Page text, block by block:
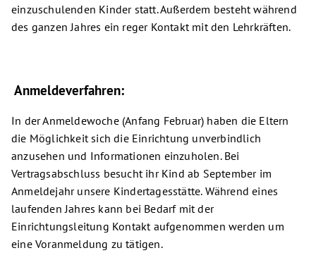
einzuschulenden Kinder statt. Außerdem besteht während
des ganzen Jahres ein reger Kontakt mit den Lehrkräften.
Anmeldeverfahren:
In der Anmeldewoche (Anfang Februar) haben die Eltern
die Möglichkeit sich die Einrichtung unverbindlich
anzusehen und Informationen einzuholen. Bei
Vertragsabschluss besucht ihr Kind ab September im
Anmeldejahr unsere Kindertagesstätte. Während eines
laufenden Jahres kann bei Bedarf mit der
Einrichtungsleitung Kontakt aufgenommen werden um
eine Voranmeldung zu tätigen.